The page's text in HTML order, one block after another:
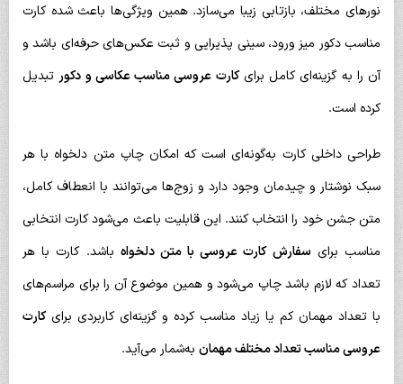
نورهای مختلف، بازتابی زیبا می‌سازد. همین ویژگی‌ها باعث شده کارت
مناسب دکور میز ورود، سینی پذیرایی و ثبت عکس‌های حرفه‌ای باشد و
آن را به گزینه‌ای کامل برایکارت عروسی مناسب عکاسی و دکور تبدیل
کرده است.
طراحی داخلی کارت به‌گونه‌ای است که امکان چاپ متن دلخواه با هر
سبک نوشتار و چیدمان وجود دارد و زوج‌ها می‌توانند با انعطاف کامل،
متن جشن خود را انتخاب کنند. این قابلیت باعث می‌شود کارت انتخابی
مناسب برای سفارش کارت عروسی با متن دلخواه باشد. کارت با هر
تعداد که لازم باشد چاپ می‌شود و همین موضوع آن را برای مراسم‌های
با تعداد مهمان کم یا زیاد مناسب کرده و گزینه‌ای کاربردی برایکارت
عروسی مناسب تعداد مختلف مهمان به‌شمار می‌آید.